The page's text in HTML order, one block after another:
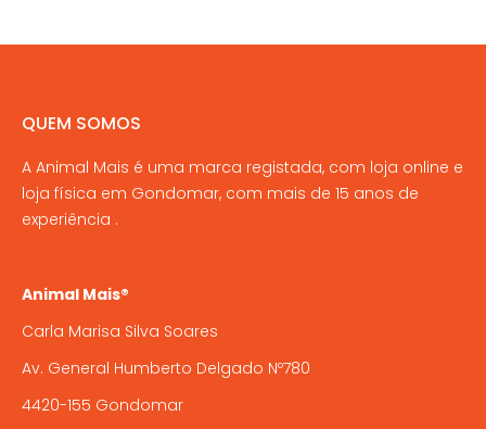
variants.
be
chosen
QUEM SOMOS
A Animal Mais é uma marca registada, com loja online e
loja física em Gondomar, com mais de 15 anos de
experiência .
Animal Mais®
Carla Marisa Silva Soares
Av. General Humberto Delgado Nº780
4420-155 Gondomar